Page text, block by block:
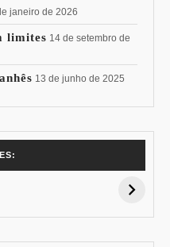
janeiro de 2026
limites 14 de setembro de
13 de junho de 2025
Pessoal: Os